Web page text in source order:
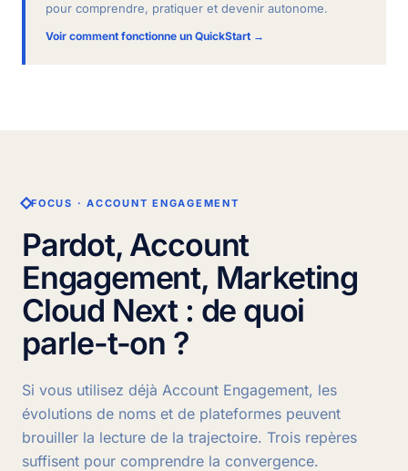
pour comprendre, pratiquer et devenir autonome.
Voir comment fonctionne un QuickStart →
FOCUS · ACCOUNT ENGAGEMENT
Pardot, Account
Engagement, Marketing
Cloud Next : de quoi
parle-t-on ?
Si vous utilisez déjà Account Engagement, les
évolutions de noms et de plateformes peuvent
brouiller la lecture de la trajectoire. Trois repères
suffisent pour comprendre la convergence.